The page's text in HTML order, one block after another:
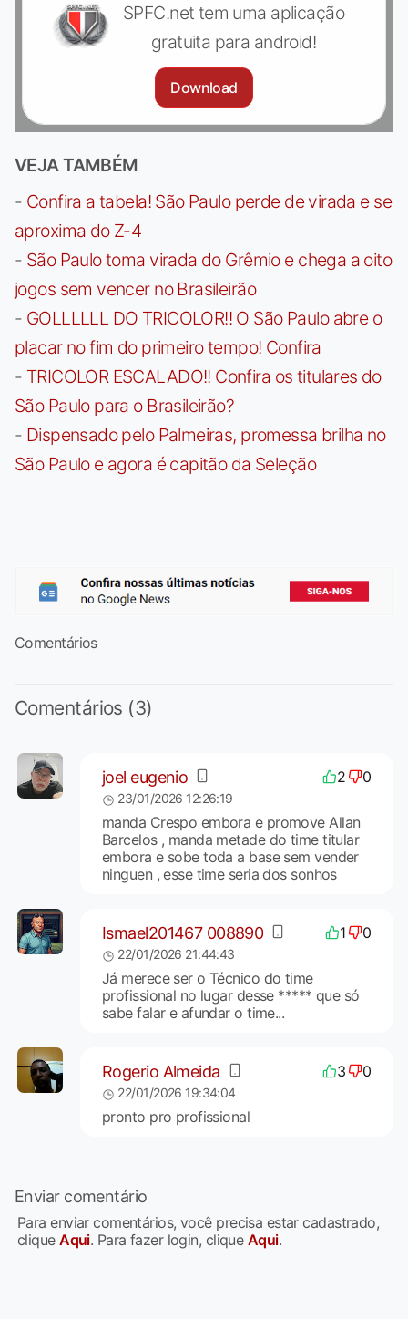
SPFC.net tem uma aplicação
gratuita para android!
Download
VEJA TAMBÉM
- Confira a tabela! São Paulo perde de virada e se
aproxima do Z-4
- São Paulo toma virada do Grêmio e chega a oito
jogos sem vencer no Brasileirão
- GOLLLLLL DO TRICOLOR!! O São Paulo abre o
placar no fim do primeiro tempo! Confira
- TRICOLOR ESCALADO!! Confira os titulares do
São Paulo para o Brasileirão?
- Dispensado pelo Palmeiras, promessa brilha no
São Paulo e agora é capitão da Seleção
Comentários
Comentários (3)
joel eugenio 2 0
23/01/2026 12:26:19
manda Crespo embora e promove Allan
Barcelos , manda metade do time titular
embora e sobe toda a base sem vender
ninguen , esse time seria dos sonhos
Ismael201467 008890 1 0
22/01/2026 21:44:43
Já merece ser o Técnico do time
profissional no lugar desse ***** que só
sabe falar e afundar o time...
Rogerio Almeida 3 0
22/01/2026 19:34:04
pronto pro profissional
Enviar comentário
Para enviar comentários, você precisa estar cadastrado,
cliqueAqui. Para fazer login, clique Aqui.